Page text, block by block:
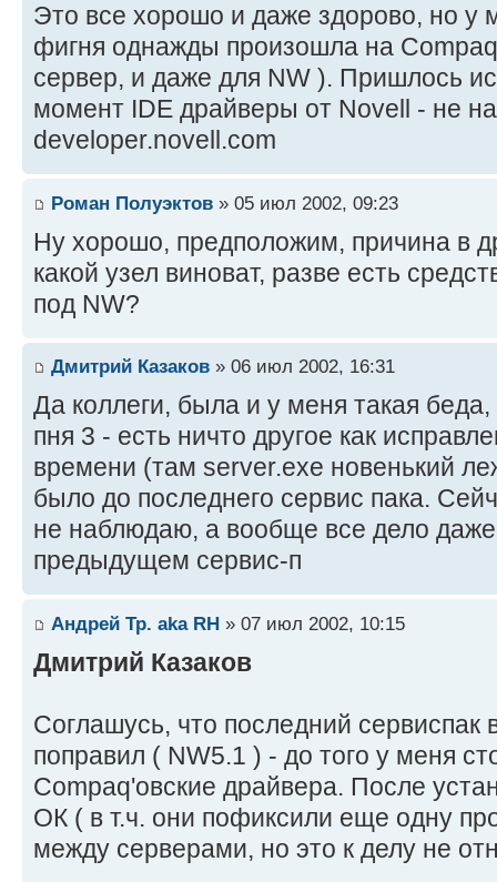
Это все хорошо и даже здорово, но у
фигня однажды произошла на
сервер, и даже для NW ). Пришлось
момент IDE драйверы от Novell - не
developer.novell.com
Роман Полуэктов » 05 июл 2002, 09:23
Ну хорошо, предположим, причина в
какой узел виноват, разве есть
под NW?
Дмитрий Казаков » 06 июл 2002, 16:31
Да коллеги, была и у меня такая беда,
пня 3 - есть ничто другое как
времени (там server.exe новенький
было до последнего сервис пака.
не наблюдаю, а вообще все дело
предыдущем сервис-п
Андрей Тр. aka RH » 07 июл 2002, 10:15
Дмитрий Казаков
Соглашусь, что последний сервиспак
поправил ( NW5.1 ) - до того у меня
Соmpaq'овские драйвера. После
ОК ( в т.ч. они пофиксили еще одну
между серверами, но это к делу не